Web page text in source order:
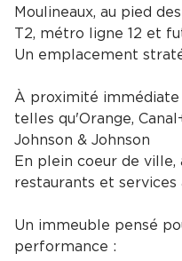
Moulineaux, au pied
T2, métro ligne 12 et
Un emplacement
À proximité
telles qu'Orange,
Johnson & Johnson
En plein coeur de ville,
restaurants et services
Un immeuble pensé
performance :